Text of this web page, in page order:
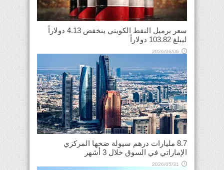
سعر برميل النفط الكويتي ينخفض 4.13 دولاراً
ليبلغ 103.82 دولاراً
2026/06/06
8.7 مليارات درهم سيولة ضخها المركزي
الإماراتي في السوق خلال 3 أشهر
2026/05/31